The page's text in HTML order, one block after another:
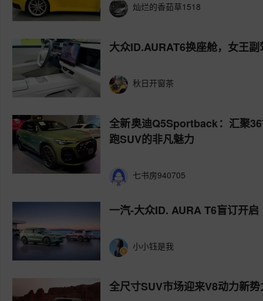
灿烂的香茹草1518
大众ID.AURAT6换座舱，女王
秋日开窗茶
全新奥迪Q5Sportback：汇聚
跑SUV的非凡魅力
七书房940705
一汽-大众ID. AURA T6盲订开启
小小钰是我
全尺寸SUV市场迎来V8动力新